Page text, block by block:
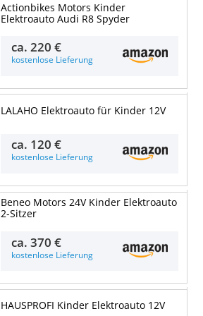
Actionbikes Motors Kinder
Elektroauto Audi R8 Spyder
ca.220 €
kostenlose Lieferung
LALAHO Elektroauto für Kinder 12V
ca. 120 €
kostenlose Lieferung
Beneo Motors 24V Kinder Elektroauto
2-Sitzer
ca.370 €
kostenlose Lieferung
HAUSPROFI Kinder Elektroauto 12V